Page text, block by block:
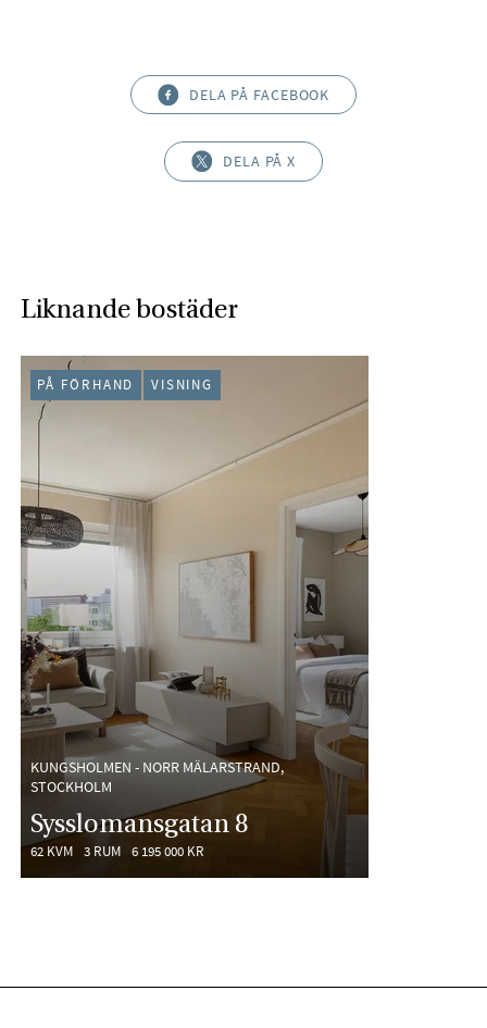
DELA PÅ FACEBOOK
DELA PÅ X
Liknande bostäder
KUNGSHOLMEN - NORR MÄLARSTRAND,
STOCKHOLM
Sysslomansgatan 8
62 KVM 3 RUM 6 195 000 KR
PÅ FÖRHAND VISNING